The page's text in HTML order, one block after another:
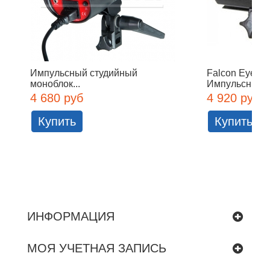
Импульсный студийный
моноблок...
4 680 руб
Купить
Falcon Eyes
4 920 руб
Купить
ИНФОРМАЦИЯ
МОЯ УЧЕТНАЯ ЗАПИСЬ